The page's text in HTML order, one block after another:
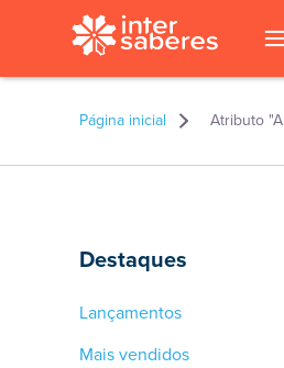
Página inicial Atributo
Destaques
Lançamentos
Mais vendidos